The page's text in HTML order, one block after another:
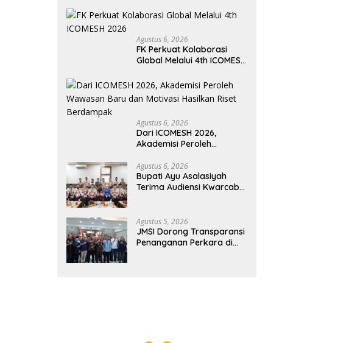
Agustus 6, 2026
FK Perkuat Kolaborasi
Global Melalui 4th ICOMESH
Agustus 6, 2026
Dari ICOMESH 2026,
Akademisi Peroleh
Motivasi Hasilkan Riset
Berdampak
Agustus 6, 2026
Bupati Ayu Asalasiyah
Terima Audiensi Kwarcab
XII Hingga Penghargaan
Pancawarsa
Agustus 5, 2026
JMSI Dorong Transparansi
Penanganan Perkara di